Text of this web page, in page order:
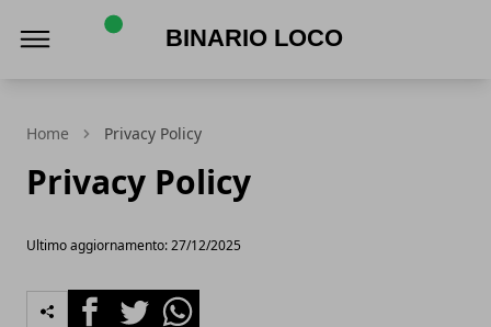
Home Privacy Policy
Privacy Policy
Ultimo aggiornamento: 27/12/2025
FacebookTwitterWhatsapp